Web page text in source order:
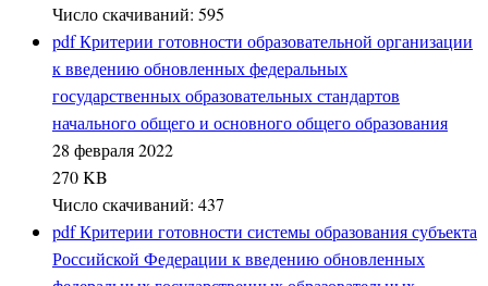
Число скачиваний: 595
pdfКритерии готовности образовательной организации
к введению обновленных федеральных
государственных образовательных стандартов
начального общего и основного общего образования
28 февраля 2022
270 KB
Число скачиваний: 437
pdfКритерии готовности системы образования субъекта
Российской Федерации к введению обновленных